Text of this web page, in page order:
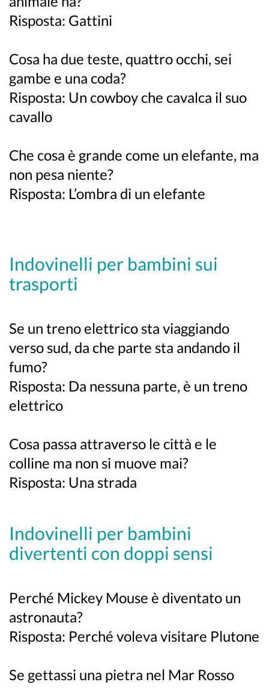
Risposta: Gattini
Cosa ha due teste, quattro occhi, sei
gambe e una coda?
Risposta: Un cowboy che cavalca il suo
cavallo
Che cosa è grande come un elefante, ma
non pesa niente?
Risposta: L’ombra di un elefante
Indovinelli per bambini sui
trasporti
Se un treno elettrico sta viaggiando
verso sud, da che parte sta andando il
fumo?
Risposta: Da nessuna parte, è un treno
elettrico
Cosa passa attraverso le città e le
colline ma non si muove mai?
Risposta: Una strada
Indovinelli per bambini
divertenti con doppi sensi
Perché Mickey Mouse è diventato un
astronauta?
Risposta: Perché voleva visitare Plutone
Se gettassi una pietra nel Mar Rosso